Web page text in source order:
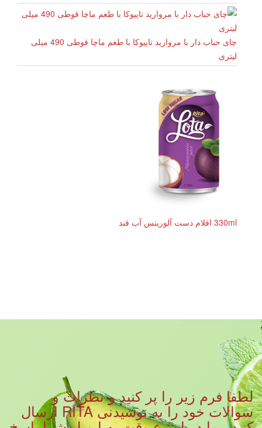
چای حباب دار با مروارید تاپیوکا با طعم ماچا قوطی 490 میلی
لیتری
330ml اقلام دست آلوریتس آب قند
لطفا فرم زیر را پر کنید و نظرات و
سوالات خود را به نوشیدنی RITA ارسال